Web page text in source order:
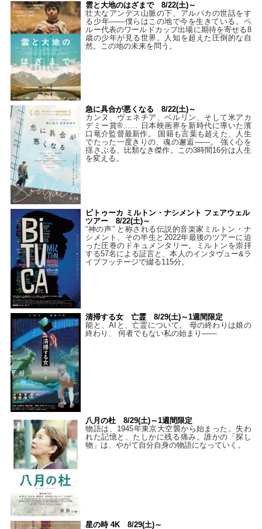
雲と大地のはざまで 8/22(土)～
壮大なアンデス山脈の下、アルパカの世話をす
る少年――僕らはこの地で今を生きている。ペ
ルー代表のワールドカップ出場に期待を寄せる8
歳の少年が見る世界。人知を超えた圧倒的な自
然。この地の未来を問う。
急に具合が悪くなる 8/22(土)～
カンヌ、ヴェネチア、ベルリン、そして米アカ
デミー賞®…… 日本映画界を新時代に導いた濱
口竜介監督最新作。 国籍も言葉も超えた、人生
でたった一度きりの、魂の邂逅――。 強く心を
揺さぶる、比類なき傑作。この3時間16分は人生
を変える。
ビトゥーカ ミルトン・ナシメント フェアウェル
ツアー 8/22(土)～
“神の声” と称される伝説的音楽家ミルトン・ナ
シメント、その半生と2022年最後のツアーに迫
った圧巻のドキュメンタリー。ミルトンを崇拝
する57名による証言と、本人のインタヴュー&ラ
イブフッテージで綴る115分。
清掃する女 亡霊 8/29(土)～1週間限定
能と、AIと、亡霊について。 母の終わりは娘の
終わり、 何者でもない私の始まり――
八月の杜 8/29(土)～1週間限定
物語は、1945年東京大空襲から始まった。失わ
れた記憶と、たしかに残る痛み。誰かの「探し
物」は、やがて自分自身の物語になっていく。
星の時 4K 8/29(土)～